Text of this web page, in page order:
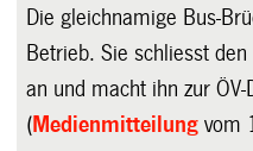
Die gleichnamige Bus-
Betrieb. Sie schliesst
an und macht ihn zur ÖV-
(Medienmitteilung vom